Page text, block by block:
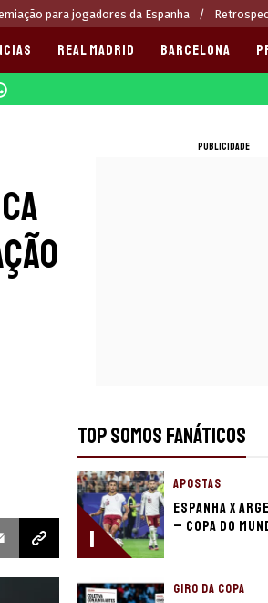
para jogadores da Espanha
REAL MADRID BARCELONA
PUBLICIDADE
TOP SOMOS FANÁTICOS
1
APOSTAS
Espanha x
– Copa do
GIRO DA COPA